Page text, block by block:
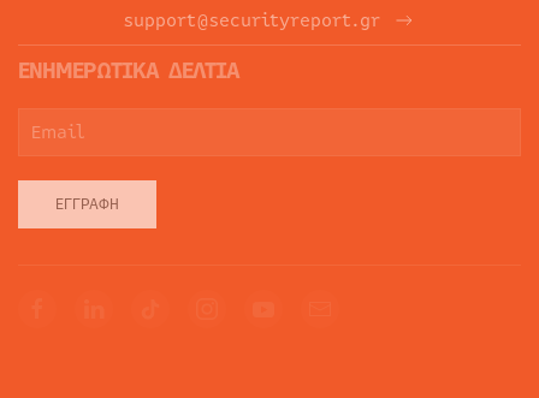
support@securityreport.gr
ΕΝΗΜΕΡΩΤΙΚΑ ΔΕΛΤΙΑ
ΕΓΓΡΑΦΉ